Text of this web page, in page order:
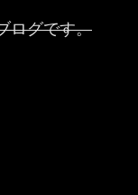
ログです。